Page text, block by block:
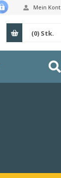
Mein
(0) Stk.